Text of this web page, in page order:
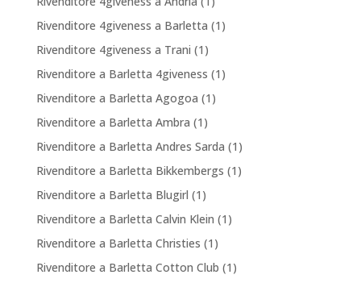
Rivenditore 4giveness a Barletta (1)
Rivenditore 4giveness a Trani (1)
Rivenditore a Barletta 4giveness (1)
Rivenditore a Barletta Agogoa (1)
Rivenditore a Barletta Ambra (1)
Rivenditore a Barletta Andres Sarda (1)
Rivenditore a Barletta Bikkembergs (1)
Rivenditore a Barletta Blugirl (1)
Rivenditore a Barletta Calvin Klein (1)
Rivenditore a Barletta Christies (1)
Rivenditore a Barletta Cotton Club (1)